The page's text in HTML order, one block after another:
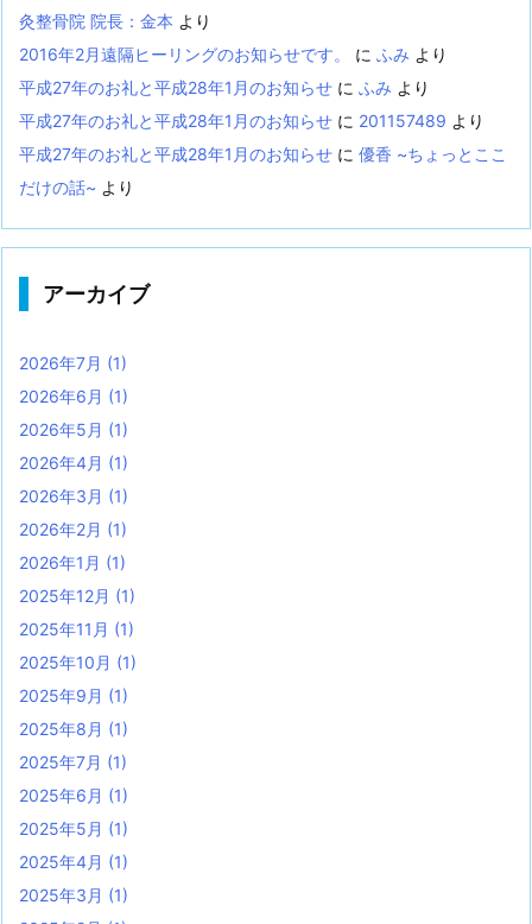
灸整骨院 院長：金本 より
2016年2月遠隔ヒーリングのお知らせです。
に ふみ より
平成27年のお礼と平成28年1月のお知らせ に ふみ より
平成27年のお礼と平成28年1月のお知らせ に 201157489 より
平成27年のお礼と平成28年1月のお知らせ に 優香 ~ちょっとここ
だけの話~ より
アーカイブ
2026年7月 (1)
2026年6月 (1)
2026年5月 (1)
2026年4月 (1)
2026年3月 (1)
2026年2月 (1)
2026年1月 (1)
2025年12月 (1)
2025年11月 (1)
2025年10月 (1)
2025年9月 (1)
2025年8月 (1)
2025年7月 (1)
2025年6月 (1)
2025年5月 (1)
2025年4月 (1)
2025年3月 (1)